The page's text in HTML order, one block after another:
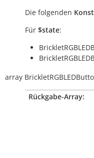
Die folgenden
Für $state:
array
Rückgabe-Array: